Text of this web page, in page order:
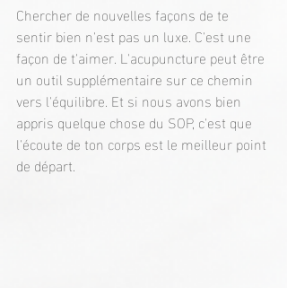
Chercher de nouvelles façons de te
sentir bien n'est pas un luxe. C'est une
façon de t'aimer. L'acupuncture peut être
un outil supplémentaire sur ce chemin
vers l'équilibre. Et si nous avons bien
appris quelque chose du SOP, c'est que
l'écoute de ton corps est le meilleur point
de départ.